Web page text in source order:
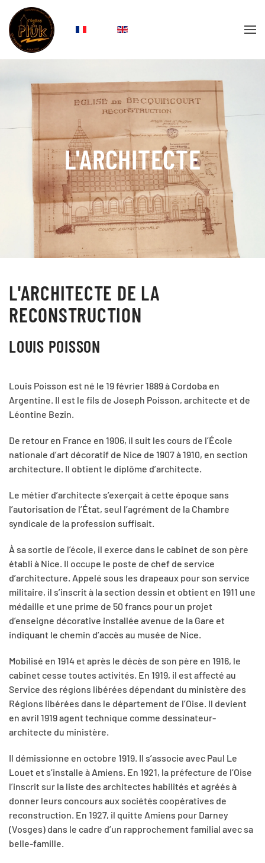
Accéder au contenu principal
L'ARCHITECTE
L'ARCHITECTE DE LA
RECONSTRUCTION
LOUIS POISSON
Louis Poisson est né le 19 février 1889 à Cordoba en
Argentine. Il est le fils de Joseph Poisson, architecte et de
Léontine Bezin.
De retour en France en 1906, il suit les cours de l’École
nationale d’art décoratif de Nice de 1907 à 1910, en section
architecture. Il obtient le diplôme d’architecte.
Le métier d’architecte s’exerçait à cette époque sans
l’autorisation de l’État, seul l’agrément de la Chambre
syndicale de la profession suffisait.
À sa sortie de l’école, il exerce dans le cabinet de son père
établi à Nice. Il occupe le poste de chef de service
d’architecture. Appelé sous les drapeaux pour son service
militaire, il s’inscrit à la section dessin et obtient en 1911 une
médaille et une prime de 50 francs pour un projet
d’enseigne décorative installée avenue de la Gare et
indiquant le chemin d’accès au musée de Nice.
Mobilisé en 1914 et après le décès de son père en 1916, le
cabinet cesse toutes activités. En 1919, il est affecté au
Service des régions libérées dépendant du ministère des
Régions libérées dans le département de l’Oise. Il devient
en avril 1919 agent technique comme dessinateur-
architecte du ministère.
Il démissionne en octobre 1919. Il s’associe avec Paul Le
Louet et s’installe à Amiens. En 1921, la préfecture de l’Oise
l’inscrit sur la liste des architectes habilités et agréés à
donner leurs concours aux sociétés coopératives de
reconstruction. En 1927, il quitte Amiens pour Darney
(Vosges) dans le cadre d’un rapprochement familial avec sa
belle-famille.